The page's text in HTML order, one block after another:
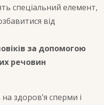
спеціальний елемент,
від
за допомогою
речовин
здоров’я сперми і